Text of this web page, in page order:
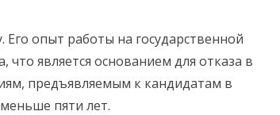
Его опыт работы на государственной
что является основанием для отказа в
предъявляемым к кандидатам в
пяти лет.